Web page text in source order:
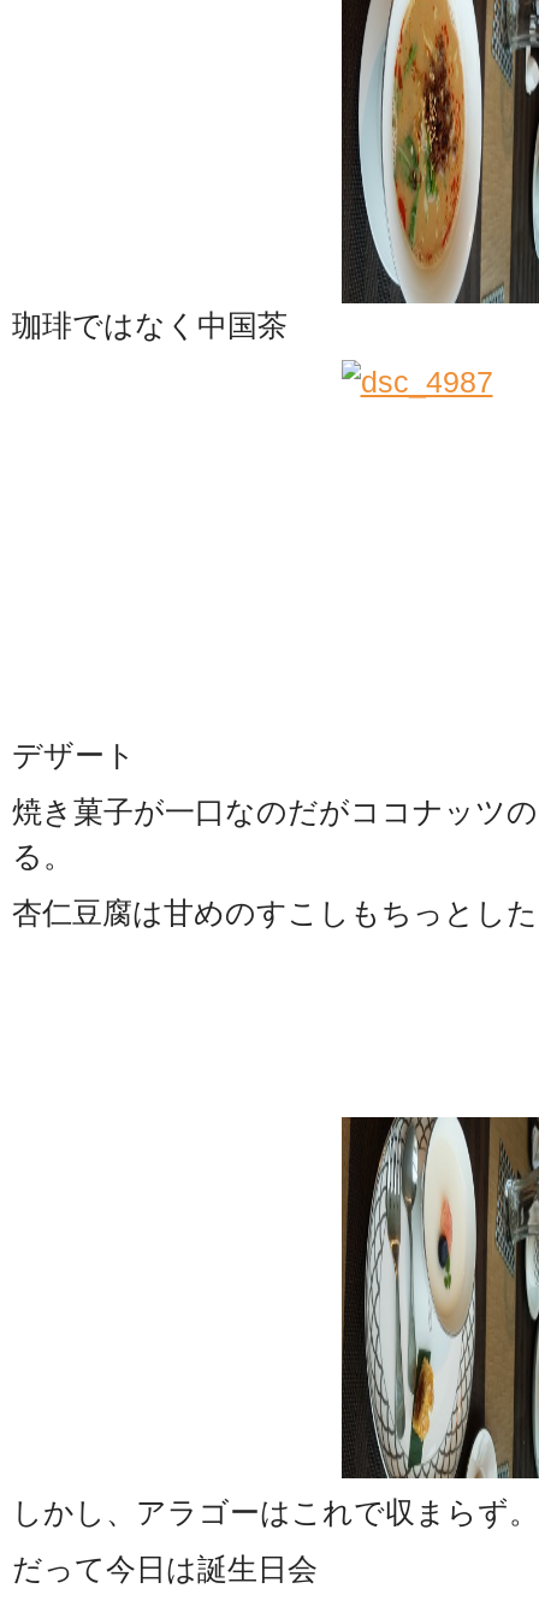
珈琲ではなく中国茶
デザート
焼き菓子が一口なのだがココナッツ
る。
杏仁豆腐は甘めのすこしもちっとし
しかし、アラゴーはこれで収まらず。
だって今日は誕生日会